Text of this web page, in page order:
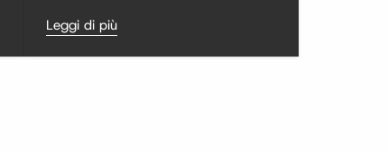
Leggi di più